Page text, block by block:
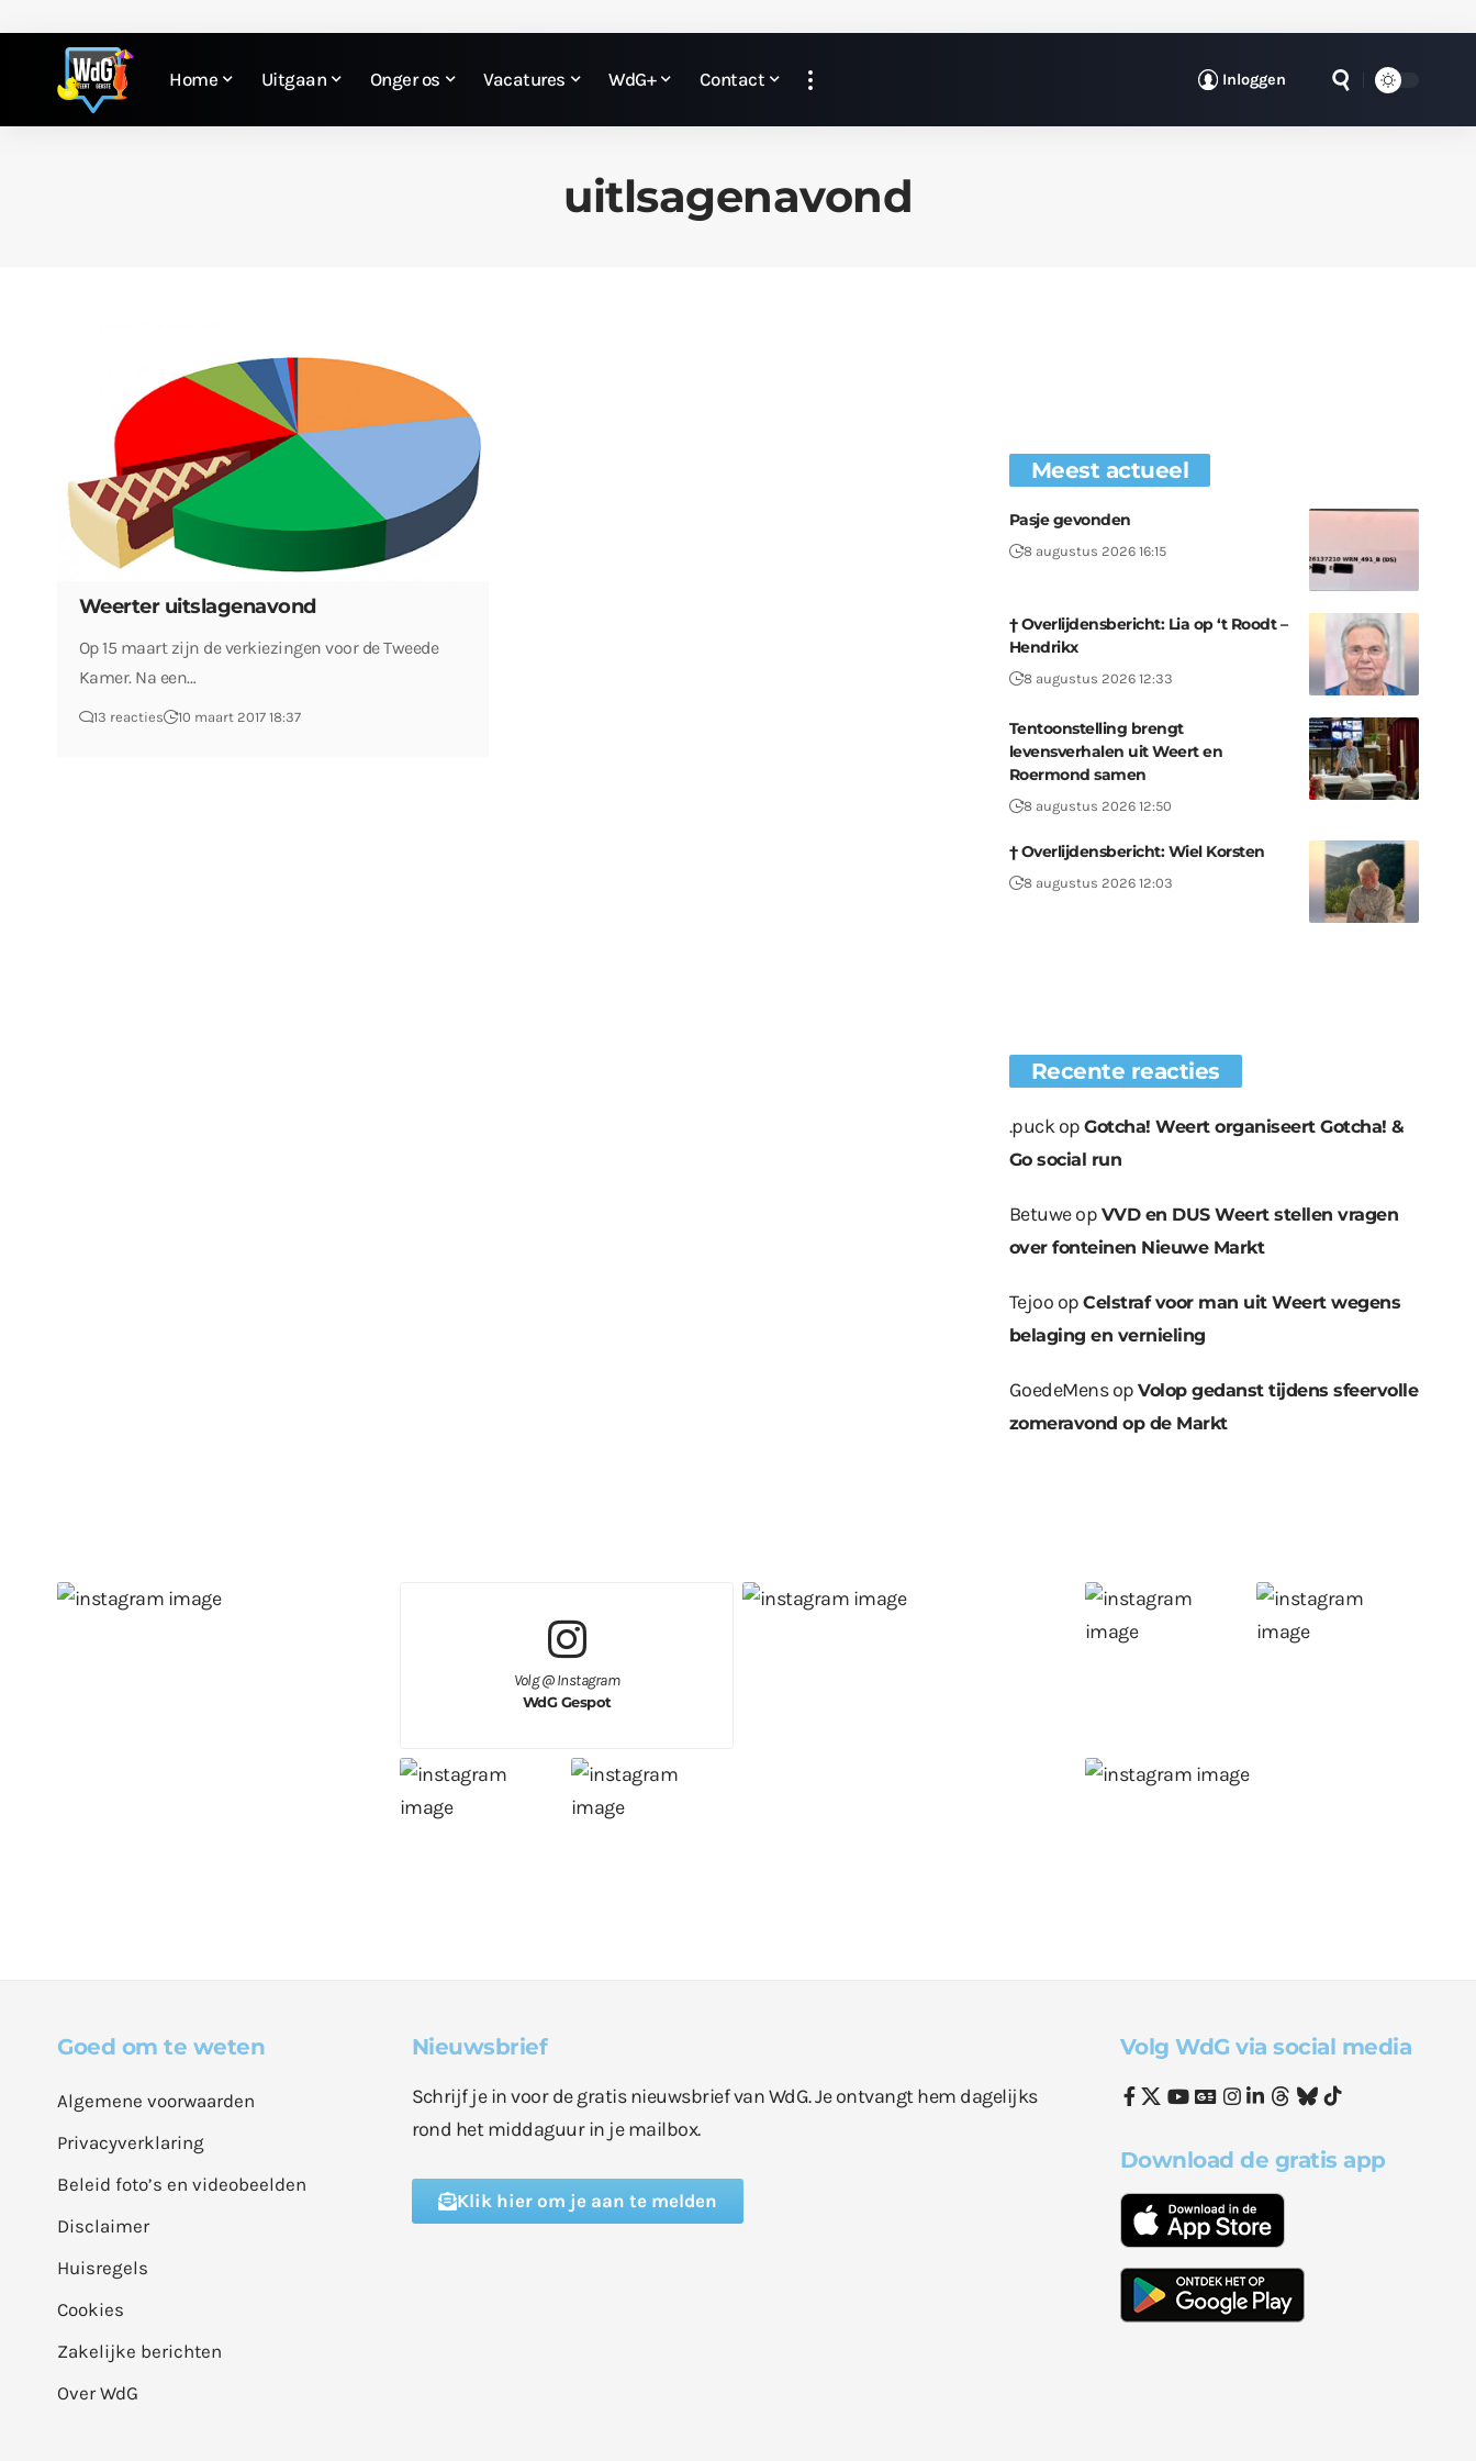
Home Uitgaan Onger os Vacatures WdG+ Contact Inloggen
uitlsagenavond
Weerter uitslagenavond
Op 15 maart zijn de verkiezingen voor de Tweede
Kamer. Na een…
13 reacties 10 maart 2017 18:37
Meest actueel
Pasje gevonden
8 augustus 2026 16:15
† Overlijdensbericht: Lia op ‘t Roodt –
Hendrikx
8 augustus 2026 12:33
Tentoonstelling brengt
levensverhalen uit Weert en
Roermond samen
8 augustus 2026 12:50
† Overlijdensbericht: Wiel Korsten
8 augustus 2026 12:03
Recente reacties
.puckopGotcha! Weert organiseert Gotcha! &
Go social run
Betuweop VVD en DUS Weert stellen vragen
over fonteinen Nieuwe Markt
Tejoo opCelstraf voor man uit Weert wegens
belaging en vernieling
GoedeMensopVolop gedanst tijdens sfeervolle
zomeravond op de Markt
Volg @ Instagram
WdG Gespot
Goed om te weten
Algemene voorwaarden
Privacyverklaring
Beleid foto’s en videobeelden
Disclaimer
Huisregels
Cookies
Zakelijke berichten
Over WdG
Nieuwsbrief
Schrijf je in voor de gratis nieuwsbrief van WdG. Je ontvangt hem dagelijks
rond het middaguur in je mailbox.
Klik hier om je aan te melden
Volg WdG via social media
Download de gratis app